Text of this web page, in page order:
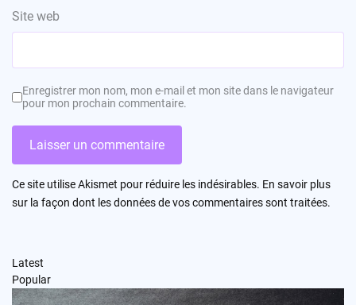
Site web
Enregistrer mon nom, mon e-mail et mon site dans le navigateur
pour mon prochain commentaire.
Ce site utilise Akismet pour réduire les indésirables. En savoir plus
sur la façon dont les données de vos commentaires sont traitées.
Latest
Popular